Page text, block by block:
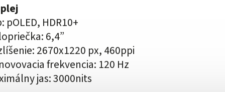
pOLED, HDR10+
6,4”
2670x1220 px, 460ppi
frekvencia: 120 Hz
jas: 3000nits